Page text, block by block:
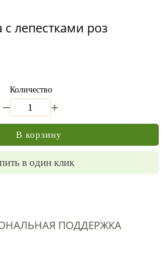
лепестками роз
Количество
+
В корзину
в один клик
ПОДДЕРЖКА